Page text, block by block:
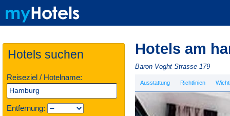
Hotels suchen
Reiseziel / Hotelname:
Entfernung:
Hotels am
Baron Voght Strasse 179
Ausstattung Richtlinien